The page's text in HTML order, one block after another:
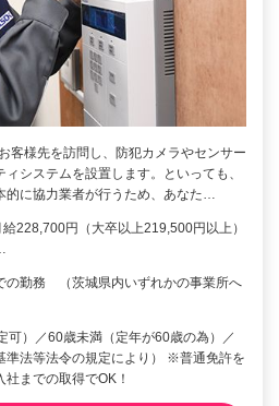
客様先を訪問し、防犯カメラやセンサー
ィシステムを設置します。といっても、
的に協力業者が行うため、あなた…
228,700円（大卒以上219,500円以上）
の勤務 （茨城県内いずれかの事業所へ
可）／60歳未満（定年が60歳の為）／
法等法令の規定により） ※普通免許を
までの取得でOK！